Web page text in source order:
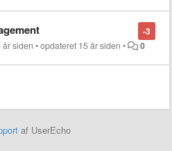
-3
år siden •opdateret 15 år siden • 0
af UserEcho